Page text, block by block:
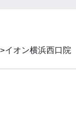
イオン横浜西口院